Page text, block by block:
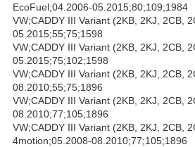
EcoFuel;04.2006-05.2015;80;109;1984
VW;CADDY III Variant (2KB, 2KJ, 2CB,
05.2015;55;75;1598
VW;CADDY III Variant (2KB, 2KJ, 2CB,
05.2015;75;102;1598
VW;CADDY III Variant (2KB, 2KJ, 2CB,
08.2010;55;75;1896
VW;CADDY III Variant (2KB, 2KJ, 2CB,
08.2010;77;105;1896
VW;CADDY III Variant (2KB, 2KJ, 2CB,
4motion;05.2008-08.2010;77;105;1896